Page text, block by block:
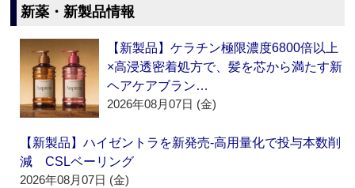
新薬・新製品情報
【新製品】ケラチン極限濃度6800倍以上
×高浸透密着処方で、髪を芯から満たす新
ヘアケアブラン…
2026年08月07日 (金)
【新製品】ハイゼントラを新発売‐高用量化で投与本数削
減 CSLベーリング
2026年08月07日 (金)